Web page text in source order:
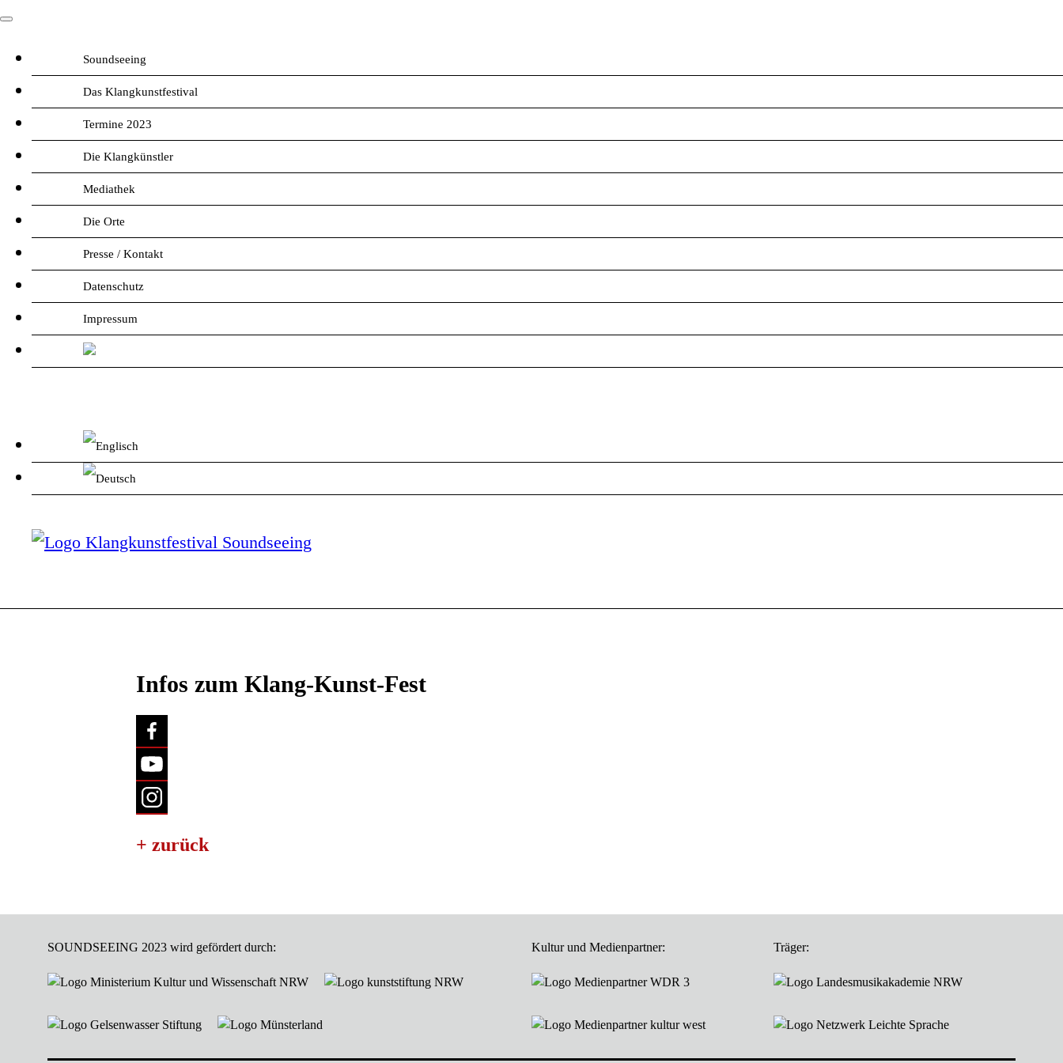
Soundseeing
Das Klangkunstfestival
Termine 2023
Die Klangkünstler
Mediathek
Die Orte
Presse / Kontakt
Datenschutz
Impressum
Infos zum Klang-Kunst-Fest
+ zurück
SOUNDSEEING 2023 wird gefördert durch: Kultur und Medienpartner: Träger: